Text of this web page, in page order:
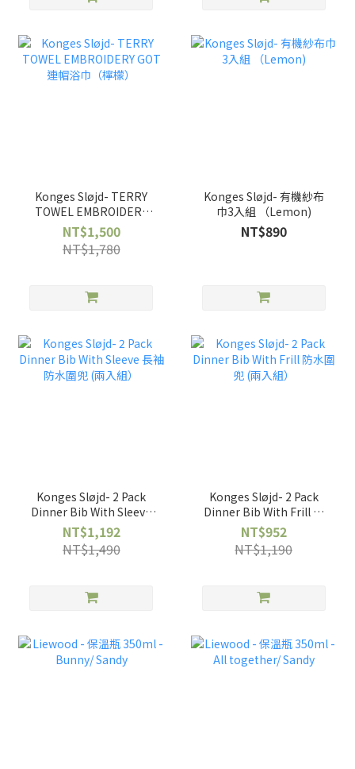
Konges Sløjd- TERRY
TOWEL EMBROIDERY
GOT 連帽浴巾（檸檬）
NT$1,500
NT$1,780
Konges Sløjd- 有機紗布
巾3入組 （Lemon)
NT$890
Konges Sløjd- 2 Pack
Dinner Bib With Sleeve
長袖防水圍兜 (兩入組）
NT$1,192
NT$1,490
Konges Sløjd- 2 Pack
Dinner Bib With Frill 防
水圍兜 (兩入組）
NT$952
NT$1,190